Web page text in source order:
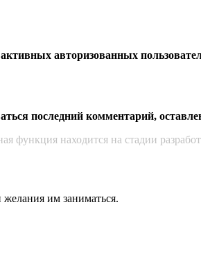
авторизованных
последний комментарий,
функция находится на стадии
им за­нимать­ся.